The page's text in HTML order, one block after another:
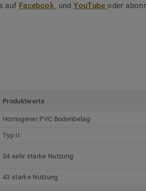
auf Facebook undYouTubeoder
Produktwerte
Homogener PVC Bodenbelag
Typ II
34 sehr starke Nutzung
43 starke Nutzung